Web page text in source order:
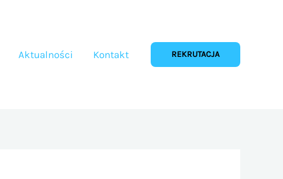
Aktualności Kontakt REKRUTACJA